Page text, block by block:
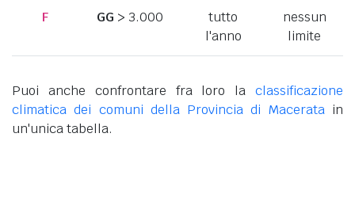
F GG > 3.000
tutto
l'anno
nessun
limite
Puoi anche confrontare fra loro la classificazione
climatica dei comuni della Provincia di Maceratain
un'unica tabella.